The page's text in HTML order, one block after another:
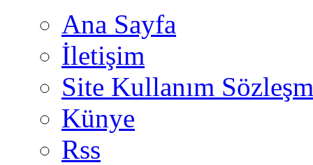
Ana Sayfa
İletişim
Site Kullanım
Künye
Rss